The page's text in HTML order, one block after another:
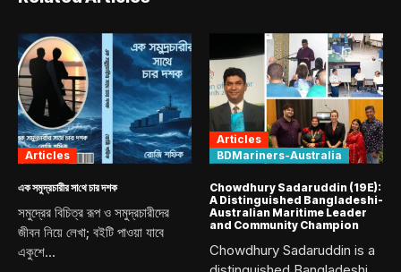
Articles
এক সমুদ্রচারীর সা‌থে চার দশক
সমুদ্রের বিচিত্র রূপ ও সমুদ্রচারীদের
জীবন নিয়ে লেখা; বইটি পাওয়া যাবে
একুশে...
Articles
BDMariners-Australia
Chowdhury Sadaruddin (19E):
A Distinguished Bangladeshi-
Australian Maritime Leader
and Community Champion
Chowdhury Sadaruddin is a